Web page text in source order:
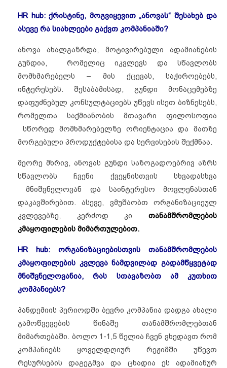
HR hub: ქრისტინე, მოგვიყევით „ანოვას“ შესახებ და
ასევე რა სიახლეები გაქვთ კომპანიაში?
ანოვა ახალგაზრდა, მოტივირებული ადამიანების
გუნდია, რომელიც იკვლევს და სწავლობს
მომხმარებელს – მის ქცევას, საჭიროებებს,
ინტერესებს. შესაბამისად, გუნდი მონაცემებზე
დაფუძნებულ კონსულტაციებს უწევს ისეთ ბიზნესებს,
რომელთა საქმიანობის მთავარი ფილოსოფია
სწორედ მომხმარებელზე ორიენტაცია და მათზე
მორგებული პროდუქტებისა და სერვისების შექმნაა.
მეორე მხრივ, ანოვას გუნდი საზოგადოებრივ აზრს
სწავლობს ჩვენი ქვეყნისთვის სხვადასხვა
მნიშვნელოვან და საინტერესო მოვლენასთან
დაკავშირებით. ასევე, ვმუშაობთ ორგანიზაციეულ
კვლევებზე, კერძოდ კი თანამშრომლების
კმაყოფილების მიმართულებით.
HR hub: ორგანიზაციებისთვის თანამშრომლების
კმაყოფილების კვლევა ნამდვილად გადამწყვეტად
მნიშვნელოვანია, რას სთავაზობთ ამ კუთხით
კომპანიებს?
პანდემიის პერიოდში ბევრი კომპანია დადგა ახალი
გამოწვევების წინაშე თანამშრომლებთან
მიმართებაში. ბოლო 1-1,5 წელია ჩვენ ვხედავთ რომ
კომპანიებს ყოველდღიურ რეჟიმში უწევთ
რესურსების დაგეგმვა და ცხადია ეს ადამიანურ